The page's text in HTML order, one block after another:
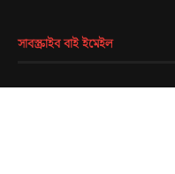
সাবস্ক্রাইব বাই ইমেইল